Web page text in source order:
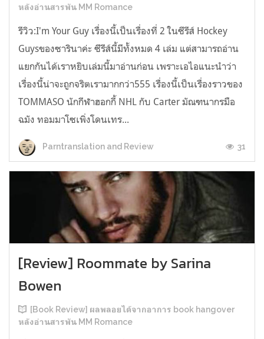
หลังอ่านสารพัน MM Romance
รีวิว:I'm Your Guy เรื่องนี้เป็นเรื่องที่ 2 ในซีรีส์ Hockey
Guysของซารินาค่ะ ซีรีส์นี้มีทั้งหมด 4 เล่ม แต่สามารถอ่าน
แยกกันได้เราหยิบเล่มนี้มาอ่านก่อน เพราะเอไอแนะนำว่า
เรื่องนี้น่าจะถูกจริตเรามากกว่า555 เรื่องนี้เป็นเรื่องราวของ
TOMMASO นักกีฬาฮอกกี้ NHL กับ Carter มัณฑนากรมือ
ฉมัง ทอมมาโซเพิ่งโดนเทร...
Parntranslation and Review 31
[Review] Roommate by Sarina
Bowen
[Book Review] ผลพลอยได้จากอาการ book hangover
หลังอ่านสารพัน MM Romance